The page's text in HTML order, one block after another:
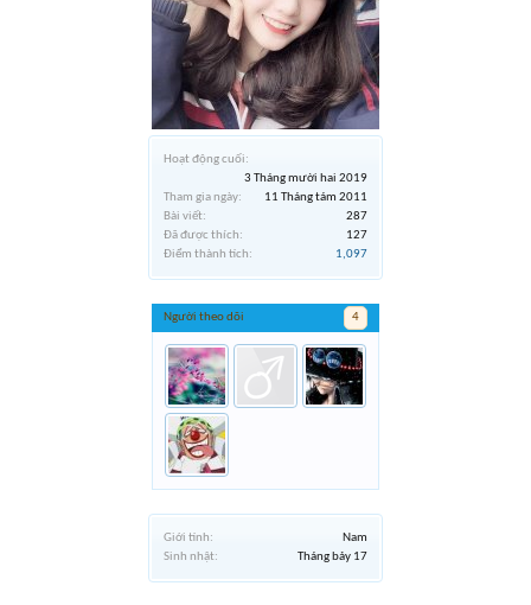
Hoạt động cuối:
3 Tháng mười hai 2019
Tham gia ngày:
11 Tháng tám 2011
Bài viết:
287
Đã được thích:
127
Điểm thành tích:
1,097
Người theo dõi 4
Giới tính:
Nam
Sinh nhật:
Tháng bảy 17